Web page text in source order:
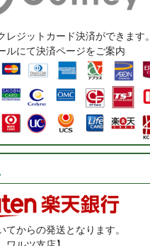
レジットカード決済ができます。
ルにて決済ページをご案内
からの発送となります。